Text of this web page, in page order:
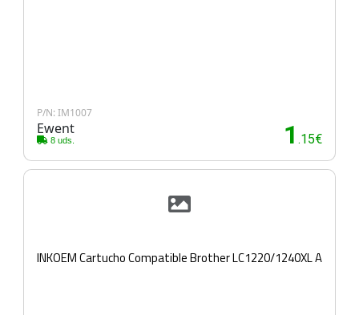
P/N: IM1007
Ewent
8 uds. 1 .15€
INKOEM Cartucho Compatible Brother LC1220/1240XL A